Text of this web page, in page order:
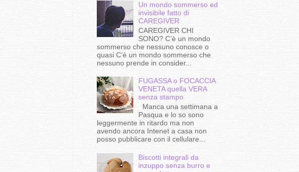
Un mondo sommerso ed
invisibile fatto di
CAREGIVER
CAREGIVER CHI
SONO? C’è un mondo
sommerso che nessuno conosce o
quasi C’è un mondo sommerso che
nessuno prende in consider...
FUGASSA o FOCACCIA
VENETA quella VERA
senza stampo
Manca una settimana a
Pasqua e lo so sono
leggermente in ritardo ma non
avendo ancora Intenet a casa non
posso pubblicare con il cellulare...
Biscotti integrali da
inzuppo senza burro e